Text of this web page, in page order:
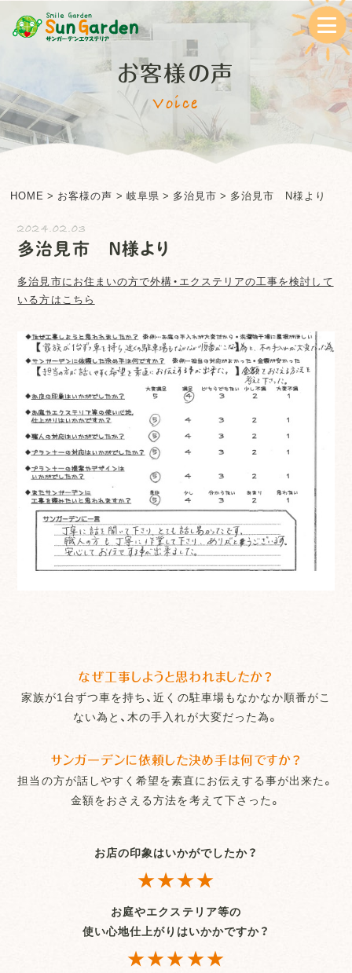
お客様の声
Voice
HOME > お客様の声 > 岐阜県 > 多治見市 > 多治見市 N様より
2024.02.03
多治見市 N様より
多治見市にお住まいの方で外構・エクステリアの工事を検討して
いる方はこちら
なぜ工事しようと思われましたか？
家族が1台ずつ車を持ち、近くの駐車場もなかなか順番がこ
ない為と、木の手入れが大変だった為。
サンガーデンに依頼した決め手は何ですか？
担当の方が話しやすく希望を素直にお伝えする事が出来た。
金額をおさえる方法を考えて下さった。
お店の印象はいかがでしたか？
★★★★
お庭やエクステリア等の
使い心地仕上がりはいかかですか？
★★★★★